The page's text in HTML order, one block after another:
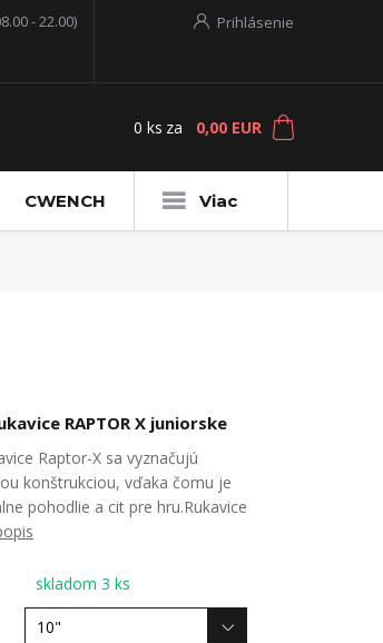
Prihlásenie
- 22.00)
0 ks za 0,00 EUR
CWENCH Viac
RAPTOR X juniorske
Raptor-X sa vyznačujú
konštrukciou, vďaka čomu je
pohodlie a cit pre hru.Rukavice
skladom 3 ks